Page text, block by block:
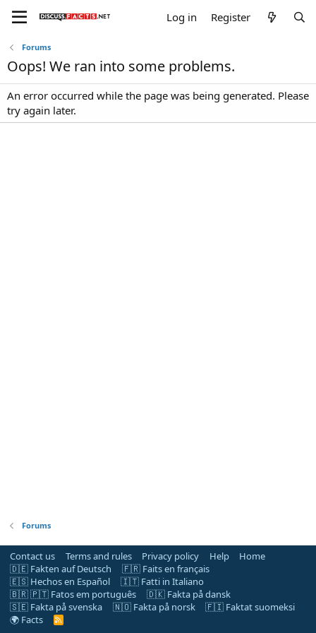
Log in Register
Forums
Oops! We ran into some problems.
An error occurred while the page was being generated. Please
try again later.
Forums
Contact us Terms and rules Privacy policy Help
Home
🇩🇪 Fakten auf Deutsch
🇫🇷 Faits en français
🇪🇸 Hechos en Español
🇮🇹 Fatti in Italiano
🇧🇷 🇵🇹 Fatos em português
🇩🇰 Fakta på dansk
🇸🇪 Fakta på svenska
🇳🇴 Fakta på norsk
🇫🇮 Faktat suomeksi
🌍 Facts
R